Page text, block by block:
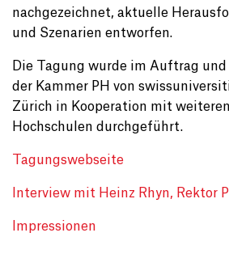
nachgezeichnet, aktuelle
und Szenarien entworfen.
Die Tagung wurde im Auftrag
der Kammer PH von
Zürich in Kooperation mit
Hochschulen durchgeführt.
Tagungswebseite
Interview mit Heinz Rhyn, Rektor
Impressionen